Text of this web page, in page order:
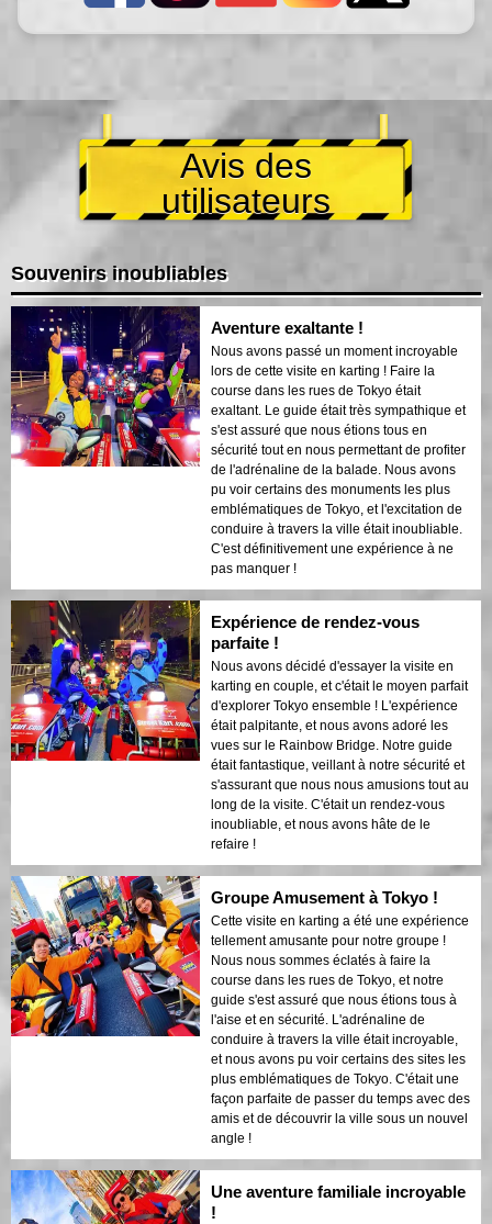
Avis des
utilisateurs
Souvenirs inoubliables
Aventure exaltante !
Nous avons passé un moment incroyable
lors de cette visite en karting ! Faire la
course dans les rues de Tokyo était
exaltant. Le guide était très sympathique et
s'est assuré que nous étions tous en
sécurité tout en nous permettant de profiter
de l'adrénaline de la balade. Nous avons
pu voir certains des monuments les plus
emblématiques de Tokyo, et l'excitation de
conduire à travers la ville était inoubliable.
C'est définitivement une expérience à ne
pas manquer !
Expérience de rendez-vous
parfaite !
Nous avons décidé d'essayer la visite en
karting en couple, et c'était le moyen parfait
d'explorer Tokyo ensemble ! L'expérience
était palpitante, et nous avons adoré les
vues sur le Rainbow Bridge. Notre guide
était fantastique, veillant à notre sécurité et
s'assurant que nous nous amusions tout au
long de la visite. C'était un rendez-vous
inoubliable, et nous avons hâte de le
refaire !
Groupe Amusement à Tokyo !
Cette visite en karting a été une expérience
tellement amusante pour notre groupe !
Nous nous sommes éclatés à faire la
course dans les rues de Tokyo, et notre
guide s'est assuré que nous étions tous à
l'aise et en sécurité. L'adrénaline de
conduire à travers la ville était incroyable,
et nous avons pu voir certains des sites les
plus emblématiques de Tokyo. C'était une
façon parfaite de passer du temps avec des
amis et de découvrir la ville sous un nouvel
angle !
Une aventure familiale incroyable
!